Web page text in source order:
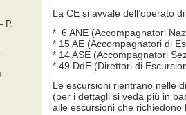
La CE si avvale dell’operato
* 6 ANE (Accompagnatori
* 15 AE (Accompagnatori di
* 14 ASE (Accompagnatori
* 49 DdE (Direttori di
Le escursioni rientrano nelle
(per i dettagli si veda più in
alle escursioni che richiedono
P.